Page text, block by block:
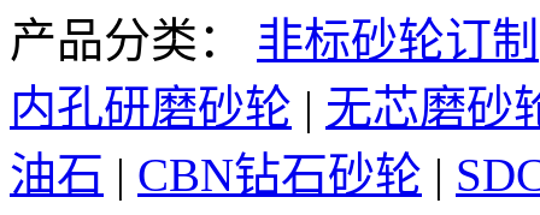
产品分类：
非标砂轮订制
内孔研磨砂轮 | 无芯磨砂
油石 | CBN钻石砂轮 |